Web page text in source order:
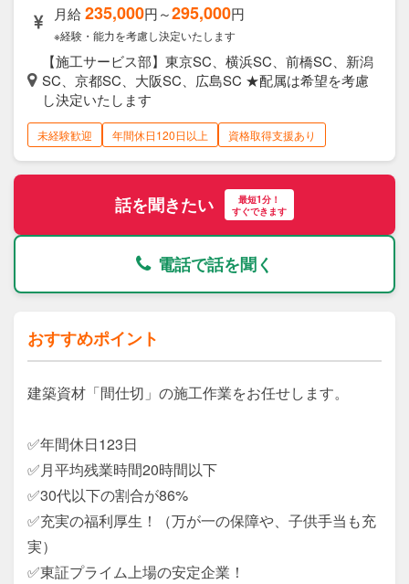
月給235,000円～295,000円
※経験・能力を考慮し決定いたします
【施工サービス部】東京SC、横浜SC、前橋SC、新潟
SC、京都SC、大阪SC、広島SC ★配属は希望を考慮
し決定いたします
未経験歓迎 年間休日120日以上 資格取得支援あり
話を聞きたい
最短1分！
すぐできます
電話で話を聞く
おすすめポイント
建築資材「間仕切」の施工作業をお任せします。
✅年間休日123日
✅月平均残業時間20時間以下
✅30代以下の割合が86%
✅充実の福利厚生！（万が一の保障や、子供手当も充
実）
✅東証プライム上場の安定企業！